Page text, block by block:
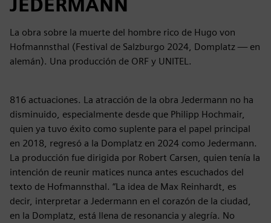
JEDERMANN
La obra sobre la muerte del hombre rico de Hugo von
Hofmannsthal (Festival de Salzburgo 2024, Domplatz — en
alemán). Una producción de ORF y UNITEL.
816 actuaciones. La atracción de la obra Jedermann no ha
disminuido, especialmente desde que Philipp Hochmair,
quien ya tuvo éxito como suplente para el papel principal
en 2018, regresó a la Domplatz en 2024 como Jedermann.
La producción fue dirigida por Robert Carsen, quien tenía la
intención de reunir matices nunca antes escuchados del
texto de Hofmannsthal. “La idea de Max Reinhardt, es
decir, interpretar a Jedermann en el corazón de la ciudad,
en la Domplatz, está llena de resonancia y alegría. No